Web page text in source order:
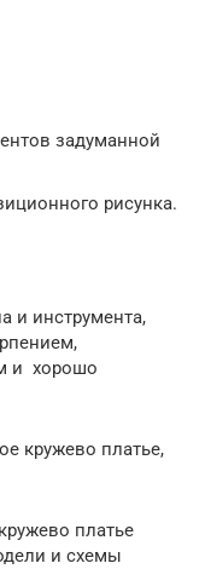
задуманной
рисунка.
и инструмента,
и хорошо
кружево платье,
платье
и схемы